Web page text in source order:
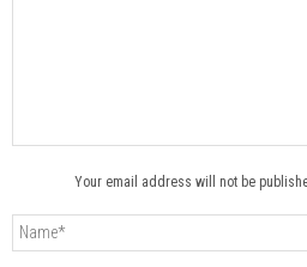
Your email address will not be